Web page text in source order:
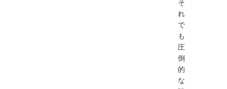
そ
れ
で
も
圧
倒
的
な